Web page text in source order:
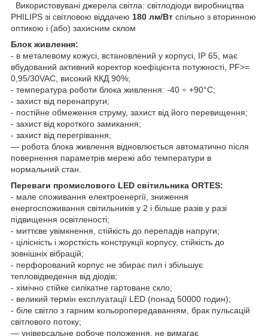
Використовувані джерела світла: світлодіоди виробництва
PHILIPS зі світловою віддачею 180 лм/Вт спільно з вторинною
оптикою і (або) захисним склом
Блок живлення:
- в металевому кожусі, встановлений у корпусі, IP 65, має
вбудований активний коректор коефіцієнта потужності, PF>=
0,95/30VAC, високий ККД 90%;
- температура роботи блока живлення: -40 ÷ +90°С;
- захист від перенапруги;
- постійне обмеження струму, захист від його перевищення;
- захист від короткого замикання;
- захист від перегрівання;
— робота блока живлення відновлюється автоматично після
повернення параметрів мережі або температури в
нормальний стан.
Переваги промислового LED світильника ORTES:
- мале споживання електроенергії, зниження
енергоспоживання світильників у 2 і більше разів у разі
підвищення освітленості;
- миттєве увімкнення, стійкість до перепадів напруги;
- цілісність і жорсткість конструкції корпусу, стійкість до
зовнішніх вібрацій;
- перфорований корпус не збирає пил і збільшує
тепловідведення від діодів;
- хімічно стійке силікатне гартоване скло;
- великий термін експлуатації LED (понад 50000 годин);
- біле світло з гарним кольоропередаванням, брак пульсацій
світлового потоку;
— універсальне робоче положення, не вимагає